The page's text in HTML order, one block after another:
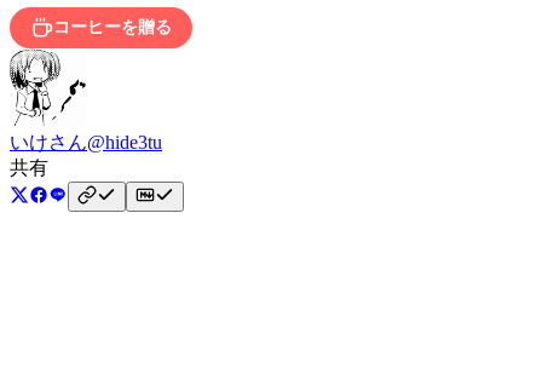
コーヒーを贈る
いけさん@hide3tu
共有